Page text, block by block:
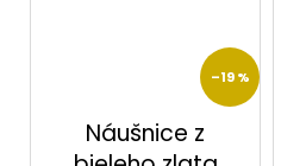
–19 %
Náušnice z